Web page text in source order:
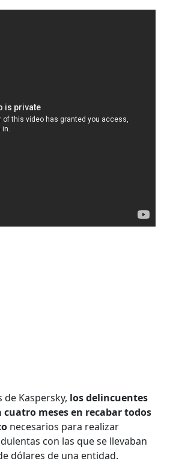
Kaspersky, los delincuentes
cuatro meses en recabar todos
necesarios para realizar
con las que se llevaban
dólares de una entidad.